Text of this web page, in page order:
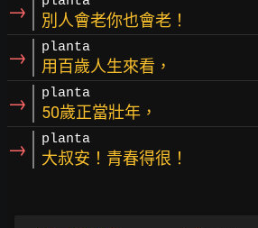
→ 別人會老你也會老！
→ planta
用百歲人生來看，
→ planta
50歲正當壯年，
→ planta
大叔安！青春得很！